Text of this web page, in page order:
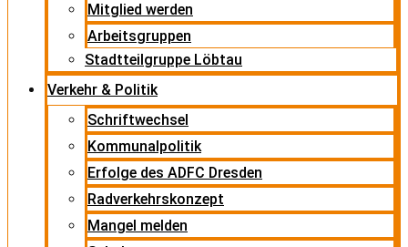
Mitglied werden
Arbeitsgruppen
Stadtteilgruppe Löbtau
Verkehr & Politik
Schriftwechsel
Kommunalpolitik
Erfolge des ADFC Dresden
Radverkehrskonzept
Mangel melden